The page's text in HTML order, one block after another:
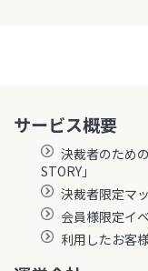
サービス概要
決裁者のため
STORY」
決裁者限定マ
会員様限定イ
利用したお客